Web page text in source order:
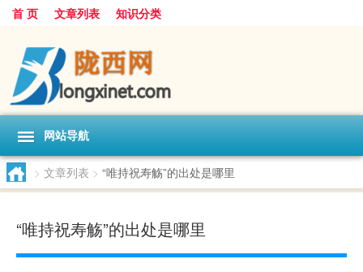
首 页 文章列表 知识分类
网站导航
> 文章列表 > “唯持祝寿觞”的出处是哪里
“唯持祝寿觞”的出处是哪里